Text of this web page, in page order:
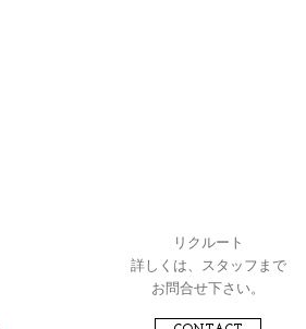
リクルート
詳しくは、スタッフまで
お問合せ下さい。